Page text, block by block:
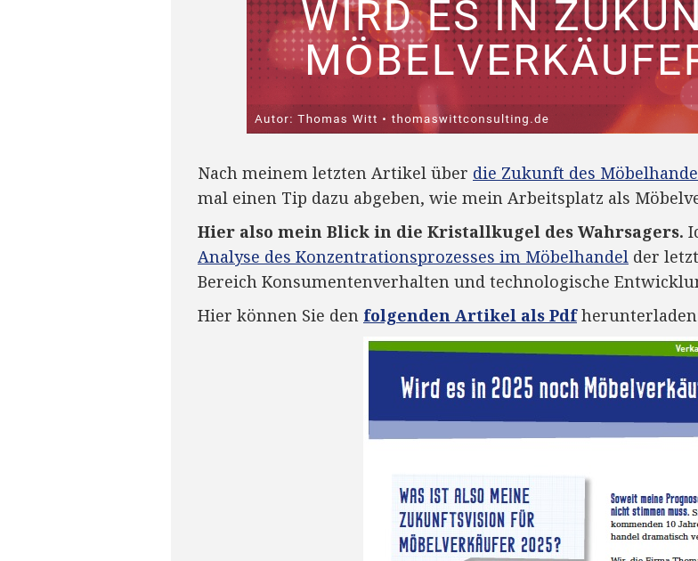
Nach meinem letzten Artikel über die Zukunft des
mal einen Tip dazu abgeben, wie mein Arbeitsplatz als
Hier also mein Blick in die Kristallkugel des Wahrsagers.
Analyse des Konzentrationsprozesses im Möbelhandel der
Bereich Konsumentenverhalten und technologische
Hier können Sie den folgenden Artikel als Pdf